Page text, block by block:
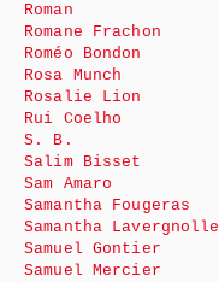
Roman
Romane Frachon
Roméo Bondon
Rosa Munch
Rosalie Lion
Rui Coelho
S. B.
Salim Bisset
Sam Amaro
Samantha Fougeras
Samantha Lavergnolle
Samuel Gontier
Samuel Mercier